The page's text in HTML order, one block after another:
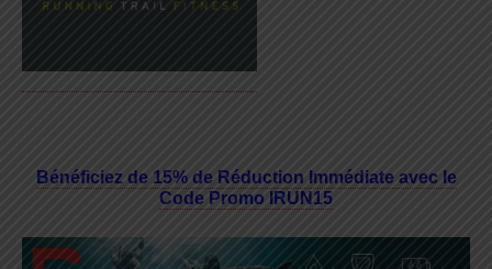
Bénéficiez de 15% de Réduction Immédiate avec le
Code Promo IRUN15